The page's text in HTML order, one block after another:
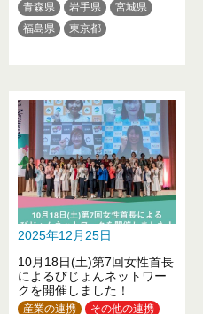
青森県
岩手県
宮城県
福島県
東京都
2025年12月25日
10月18日(土)第7回女性首長
によるびじょんネットワー
クを開催しました！
産業の連携
その他の連携